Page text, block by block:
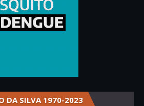
DA SILVA 1970-2023